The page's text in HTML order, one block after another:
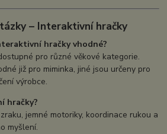
– Interaktivní hračky
hračky vhodné?
pro různé věkové kategorie.
již pro miminka, jiné jsou určeny pro
výrobce.
hračky?
jemné motoriky, koordinace rukou a
myšlení.